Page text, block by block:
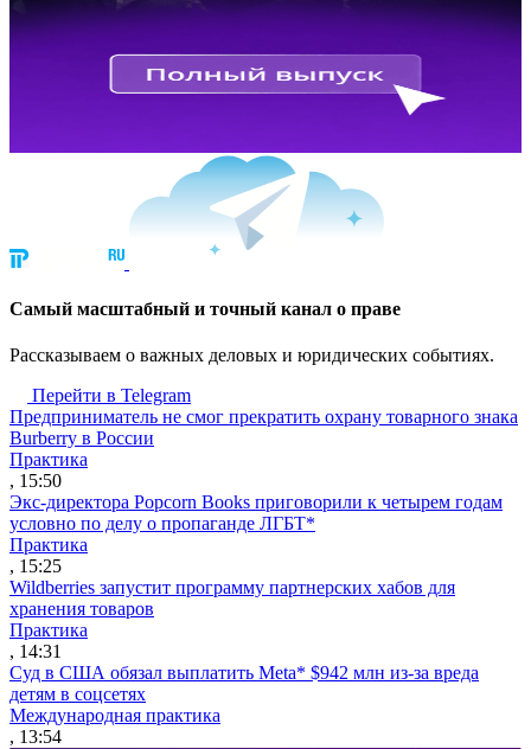
Cамый масштабный и точный канал о праве
Рассказываем о важных деловых и юридических событиях.
Перейти в Telegram
Предприниматель не смог прекратить охрану товарного знака
Burberry в России
Практика
, 15:50
Экс-директора Popcorn Books приговорили к четырем годам
условно по делу о пропаганде ЛГБТ*
Практика
, 15:25
Wildberries запустит программу партнерских хабов для
хранения товаров
Практика
, 14:31
Суд в США обязал выплатить Meta* $942 млн из-за вреда
детям в соцсетях
Международная практика
, 13:54